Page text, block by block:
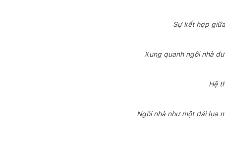
Sự kết hợp
Xung quanh ngôi nhà
Hệ
Ngôi nhà như một dải lụa